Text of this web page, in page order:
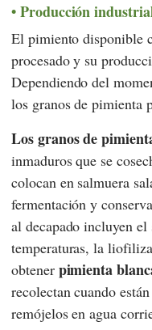
Producción
El pimiento disponible
procesado y su
Dependiendo del
los granos de pimienta
Los granos de
inmaduros que se
colocan en salmuera
fermentación y
al decapado incluyen el
temperaturas, la
obtener pimienta
recolectan cuando
remójelos en agua